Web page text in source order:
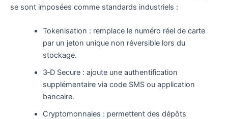
se sont imposées comme standards industriels :
Tokenisation : remplace le numéro réel de carte
par un jeton unique non réversible lors du
stockage.
3‑D Secure : ajoute une authentification
supplémentaire via code SMS ou application
bancaire.
Cryptomonnaies : permettent des dépôts